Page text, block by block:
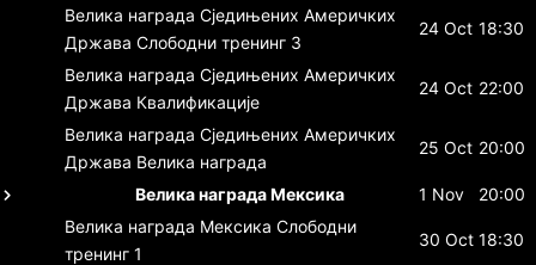
Велика награда Сједињених Америчких
Држава Слободни тренинг 3
24 Oct 18:30
Велика награда Сједињених Америчких
Држава Квалификације
24 Oct 22:00
Велика награда Сједињених Америчких
Држава Велика награда
25 Oct 20:00
Велика награда Мексика 1 Nov
20:00
Велика награда Мексика Слободни
тренинг 1
30 Oct 18:30